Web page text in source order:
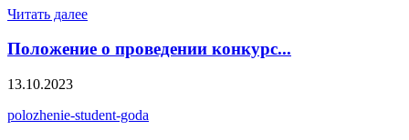
Читать далее
Положение о проведении конкурс...
13.10.2023
polozhenie-student-goda